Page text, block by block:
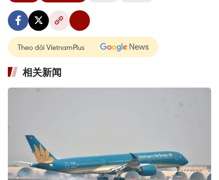
Theo dõi VietnamPlus
相关新闻